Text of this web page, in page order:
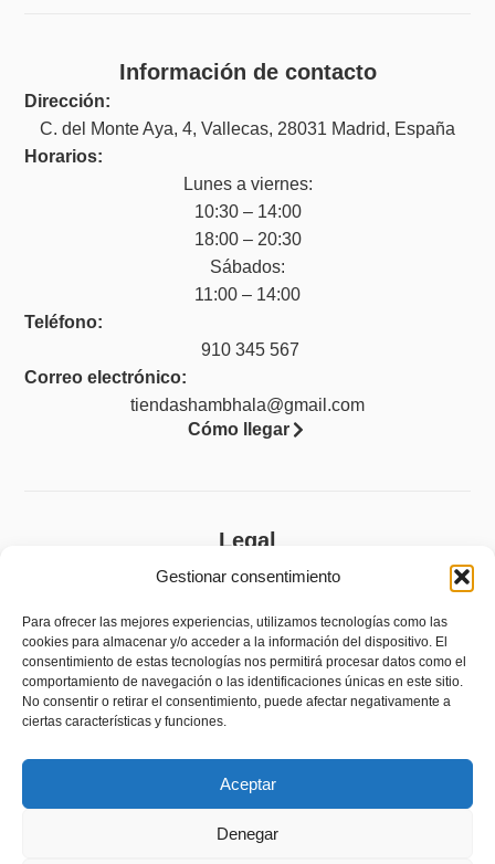
Gestionar consentimiento
Para ofrecer las mejores experiencias, utilizamos tecnologías como las
cookies para almacenar y/o acceder a la información del dispositivo. El
consentimiento de estas tecnologías nos permitirá procesar datos como el
comportamiento de navegación o las identificaciones únicas en este sitio.
No consentir o retirar el consentimiento, puede afectar negativamente a
ciertas características y funciones.
Aceptar
Denegar
Información de contacto
Dirección:
C. del Monte Aya, 4, Vallecas, 28031 Madrid, España
Horarios:
Lunes a viernes:
10:30 – 14:00
18:00 – 20:30
Sábados:
11:00 – 14:00
Teléfono:
910 345 567
Correo electrónico:
tiendashambhala@gmail.com
Cómo llegar
Legal
Aviso legal
Política de privacidad
Política de cookies (UE)
Accesibilidad
Política de devoluciones y reembolsos